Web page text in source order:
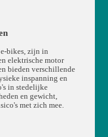
bikes, zijn in
elektrische motor
bieden verschillende
inspanning en
in stedelijke
en gewicht,
met zich mee.